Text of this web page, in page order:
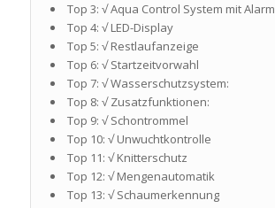
Top 3: √ Aqua Control System mit Alarm
Top 4: √ LED-Display
Top 5: √ Restlaufanzeige
Top 6: √ Startzeitvorwahl
Top 7: √ Wasserschutzsystem:
Top 8: √ Zusatzfunktionen:
Top 9: √ Schontrommel
Top 10: √ Unwuchtkontrolle
Top 11: √ Knitterschutz
Top 12: √ Mengenautomatik
Top 13: √ Schaumerkennung